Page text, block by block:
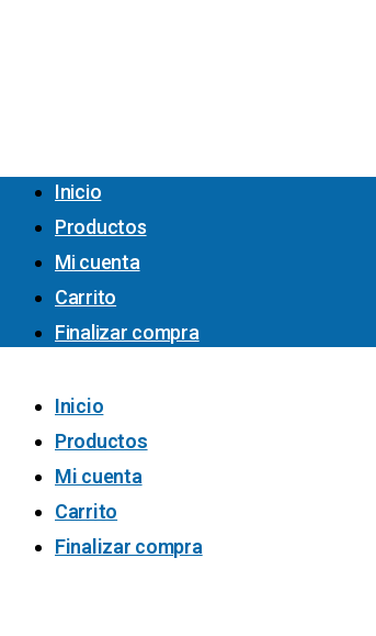
Inicio
Productos
Mi cuenta
Carrito
Finalizar compra
Inicio
Productos
Mi cuenta
Carrito
Finalizar compra